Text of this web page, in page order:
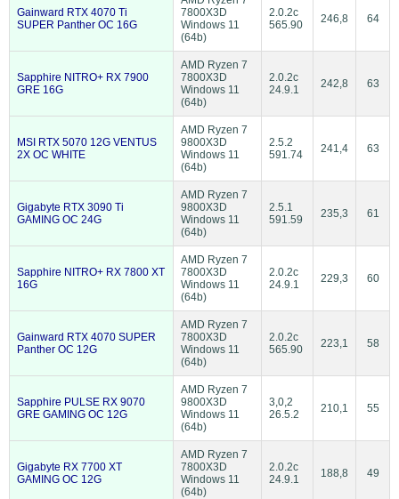
Gainward RTX 4070 Ti
SUPER Panther OC 16G
7800X3D
Windows 11
(64b)
2.0.2c
565.90
246,8 64
Sapphire NITRO+ RX 7900
GRE 16G
AMD Ryzen 7
7800X3D
Windows 11
(64b)
2.0.2c
24.9.1
242,8 63
MSI RTX 5070 12G VENTUS
2X OC WHITE
AMD Ryzen 7
9800X3D
Windows 11
(64b)
2.5.2
591.74
241,4 63
Gigabyte RTX 3090 Ti
GAMING OC 24G
AMD Ryzen 7
9800X3D
Windows 11
(64b)
2.5.1
591.59
235,3 61
Sapphire NITRO+ RX 7800 XT
16G
AMD Ryzen 7
7800X3D
Windows 11
(64b)
2.0.2c
24.9.1
229,3 60
Gainward RTX 4070 SUPER
Panther OC 12G
AMD Ryzen 7
7800X3D
Windows 11
(64b)
2.0.2c
565.90
223,1 58
Sapphire PULSE RX 9070
GRE GAMING OC 12G
AMD Ryzen 7
9800X3D
Windows 11
(64b)
3,0,2
26.5.2
210,1 55
Gigabyte RX 7700 XT
GAMING OC 12G
AMD Ryzen 7
7800X3D
Windows 11
(64b)
2.0.2c
24.9.1
188,8 49